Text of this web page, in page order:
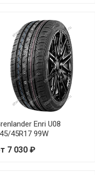
Maxxis HP-
Maxxis HP-
Maxxis HP-
Maxxis HP-
Maxxis HP-
Enri U08
45R17 99W
7 030 ₽